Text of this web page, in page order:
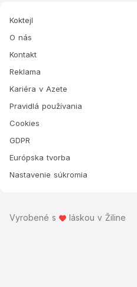
Koktejl
O nás
Kontakt
Reklama
Kariéra v Azete
Pravidlá používania
Cookies
GDPR
Európska tvorba
Nastavenie súkromia
Vyrobené s láskou v Žiline